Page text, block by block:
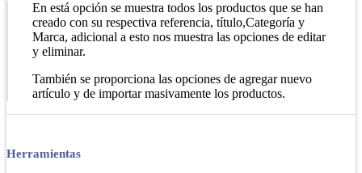
En está opción se muestra todos los productos que se han
creado con su respectiva referencia, título,Categoría y
Marca, adicional a esto nos muestra las opciones de editar
y eliminar.
También se proporciona las opciones de agregar nuevo
artículo y de importar masivamente los productos.
Herramientas